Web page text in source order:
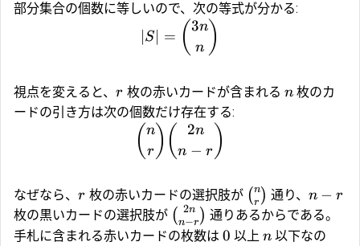
部分集合の個数に等しいので、次の等式が分かる:
S = ( n
3n)
視点を変えると、 r 枚の赤いカードが含まれる n枚のカ
ードの引き方は次の個数だけ存在する:
( r
n )( n − r
2n )
なぜなら、 r 枚の赤いカードの選択肢が ( r
n) 通り、 n − r
枚の黒いカードの選択肢が ( n−r
2n ) 通りあるからである。
手札に含まれる赤いカードの枚数は 0 以上 n 以下なの